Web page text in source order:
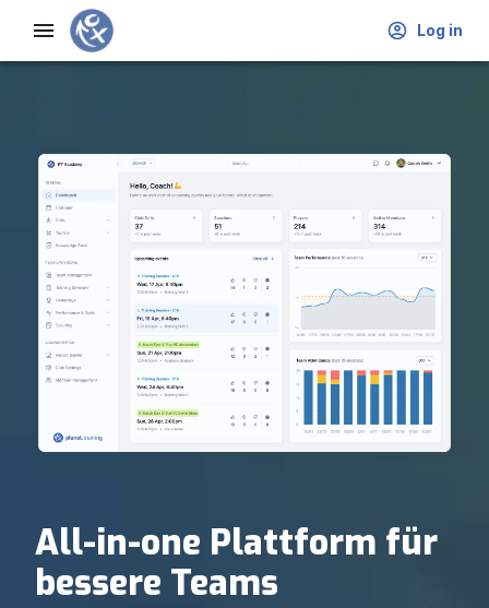
Log in
All-in-one Plattform für
bessere Teams